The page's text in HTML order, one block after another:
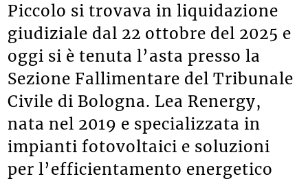
Piccolo si trovava in liquidazione
giudiziale dal 22 ottobre del 2025 e
oggi si è tenuta l’asta presso la
Sezione Fallimentare del Tribunale
Civile di Bologna. Lea Renergy,
nata nel 2019 e specializzata in
impianti fotovoltaici e soluzioni
per l’efficientamento energetico